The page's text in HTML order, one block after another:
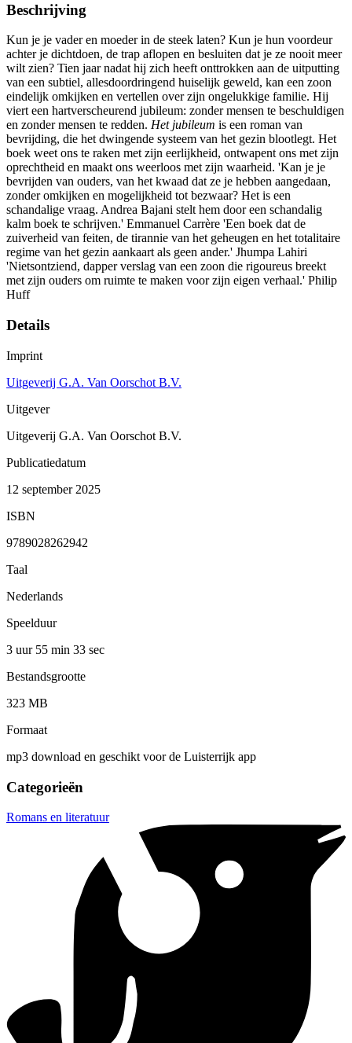
Beschrijving
Kun je je vader en moeder in de steek laten? Kun je hun voordeur
achter je dichtdoen, de trap aflopen en besluiten dat je ze nooit meer
wilt zien? Tien jaar nadat hij zich heeft onttrokken aan de uitputting
van een subtiel, allesdoordringend huiselijk geweld, kan een zoon
eindelijk omkijken en vertellen over zijn ongelukkige familie. Hij
viert een hartverscheurend jubileum: zonder mensen te beschuldigen
en zonder mensen te redden. Het jubileum is een roman van
bevrijding, die het dwingende systeem van het gezin blootlegt. Het
boek weet ons te raken met zijn eerlijkheid, ontwapent ons met zijn
oprechtheid en maakt ons weerloos met zijn waarheid. 'Kan je je
bevrijden van ouders, van het kwaad dat ze je hebben aangedaan,
zonder omkijken en mogelijkheid tot bezwaar? Het is een
schandalige vraag. Andrea Bajani stelt hem door een schandalig
kalm boek te schrijven.' Emmanuel Carrère 'Een boek dat de
zuiverheid van feiten, de tirannie van het geheugen en het totalitaire
regime van het gezin aankaart als geen ander.' Jhumpa Lahiri
'Nietsontziend, dapper verslag van een zoon die rigoureus breekt
met zijn ouders om ruimte te maken voor zijn eigen verhaal.' Philip
Huff
Details
Imprint
Uitgeverij G.A. Van Oorschot B.V.
Uitgever
Uitgeverij G.A. Van Oorschot B.V.
Publicatiedatum
12 september 2025
ISBN
9789028262942
Taal
Nederlands
Speelduur
3 uur 55 min 33 sec
Bestandsgrootte
323 MB
Formaat
mp3 download en geschikt voor de Luisterrijk app
Categorieën
Romans en literatuur